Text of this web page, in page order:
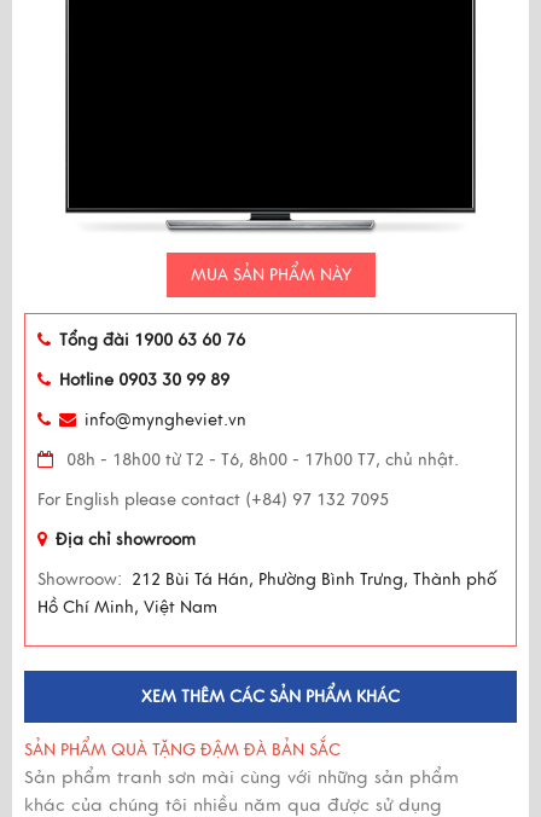
MUA SẢN PHẨM NÀY
Tổng đài 1900 63 60 76
Hotline 0903 30 99 89
info@myngheviet.vn
08h - 18h00 từ T2 - T6, 8h00 - 17h00 T7, chủ nhật.
For English please contact (+84) 97 132 7095
Địa chỉ showroom
Showroow: 212 Bùi Tá Hán, Phường Bình Trưng, Thành phố
Hồ Chí Minh, Việt Nam
XEM THÊM CÁC SẢN PHẨM KHÁC
SẢN PHẨM QUÀ TẶNG ĐẬM ĐÀ BẢN SẮC
Sản phẩm tranh sơn mài cùng với những sản phẩm
khác của chúng tôi nhiều năm qua được sử dụng